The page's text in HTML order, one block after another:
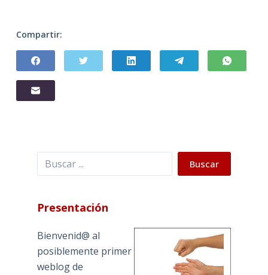
Compartir:
Buscar Buscar
Presentación
Bienvenid@ al
posiblemente primer
weblog de